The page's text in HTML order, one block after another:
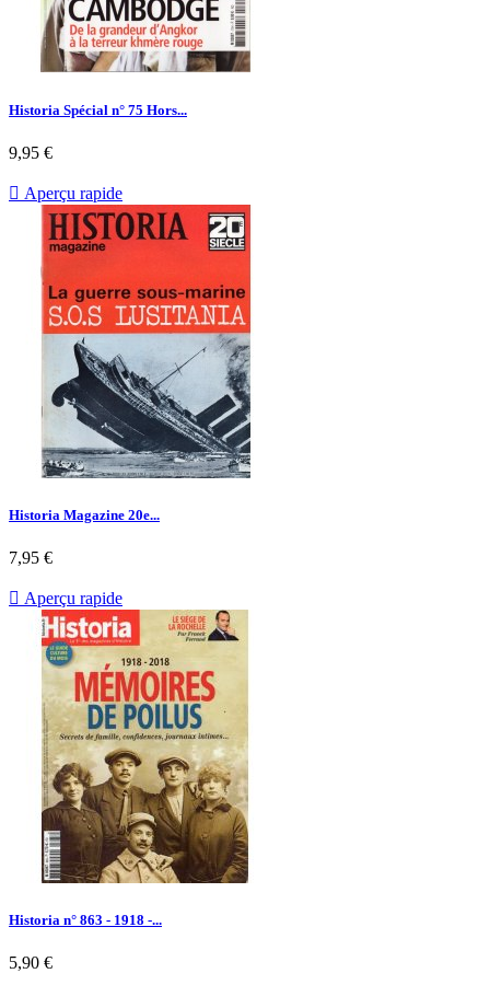
Historia Spécial n° 75 Hors...
Prix
9,95 €
 Aperçu rapide
Historia Magazine 20e...
Prix
7,95 €
 Aperçu rapide
Historia n° 863 - 1918 -...
Prix
5,90 €